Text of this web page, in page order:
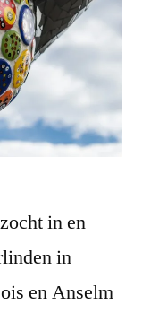
in en
in
en Anselm